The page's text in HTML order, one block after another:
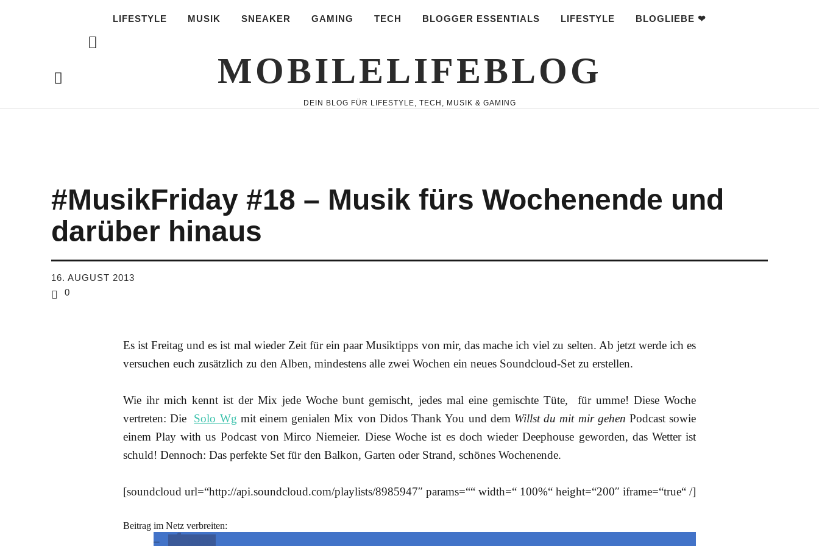
LIFESTYLE MUSIK SNEAKER GAMING TECH BLOGGER ESSENTIALS LIFESTYLE BLOGLIEBE ❤
MOBILELIFEBLOG
DEIN BLOG FÜR LIFESTYLE, TECH, MUSIK & GAMING
#MusikFriday #18 – Musik fürs Wochenende und
darüber hinaus
16. AUGUST 2013
0
Es ist Freitag und es ist mal wieder Zeit für ein paar Musiktipps von mir, das mache ich viel zu selten. Ab jetzt werde ich es
versuchen euch zusätzlich zu den Alben, mindestens alle zwei Wochen ein neues Soundcloud-Set zu erstellen.
Wie ihr mich kennt ist der Mix jede Woche bunt gemischt, jedes mal eine gemischte Tüte, für umme! Diese Woche
vertreten: Die Solo Wg mit einem genialen Mix von Didos Thank You und dem Willst du mit mir gehen Podcast sowie
einem Play with us Podcast von Mirco Niemeier. Diese Woche ist es doch wieder Deephouse geworden, das Wetter ist
schuld! Dennoch: Das perfekte Set für den Balkon, Garten oder Strand, schönes Wochenende.
[soundcloud url=“http://api.soundcloud.com/playlists/8985947″ params=““ width=“ 100%“ height=“200″ iframe=“true“ /]
Beitrag im Netz verbreiten: